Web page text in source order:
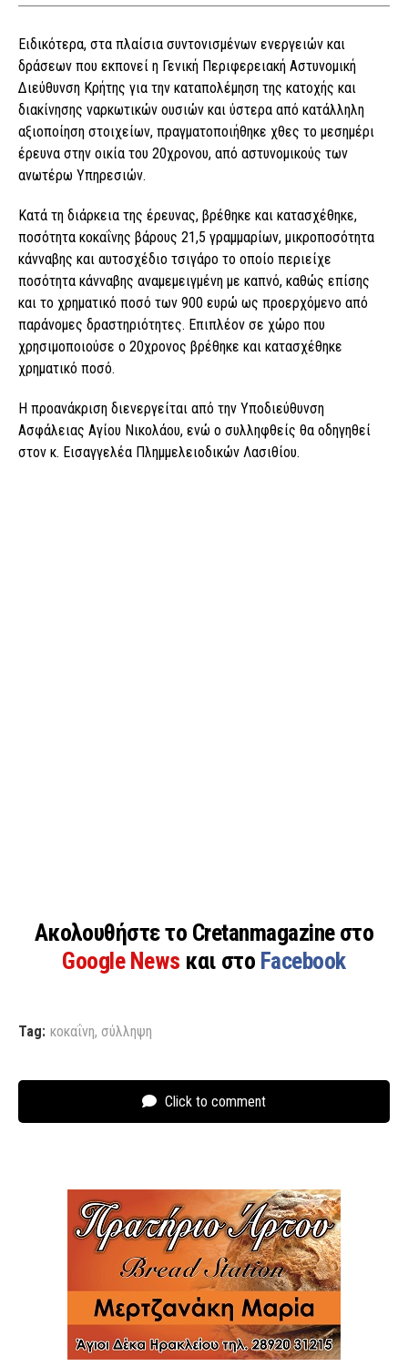
Ειδικότερα, στα πλαίσια συντονισμένων ενεργειών και
δράσεων που εκπονεί η Γενική Περιφερειακή Αστυνομική
Διεύθυνση Κρήτης για την καταπολέμηση της κατοχής και
διακίνησης ναρκωτικών ουσιών και ύστερα από κατάλληλη
αξιοποίηση στοιχείων, πραγματοποιήθηκε χθες το μεσημέρι
έρευνα στην οικία του 20χρονου, από αστυνομικούς των
ανωτέρω Υπηρεσιών.
Κατά τη διάρκεια της έρευνας, βρέθηκε και κατασχέθηκε,
ποσότητα κοκαΐνης βάρους 21,5 γραμμαρίων, μικροποσότητα
κάνναβης και αυτοσχέδιο τσιγάρο το οποίο περιείχε
ποσότητα κάνναβης αναμεμειγμένη με καπνό, καθώς επίσης
και το χρηματικό ποσό των 900 ευρώ ως προερχόμενο από
παράνομες δραστηριότητες. Επιπλέον σε χώρο που
χρησιμοποιούσε ο 20χρονος βρέθηκε και κατασχέθηκε
χρηματικό ποσό.
Η προανάκριση διενεργείται από την Υποδιεύθυνση
Ασφάλειας Αγίου Νικολάου, ενώ ο συλληφθείς θα οδηγηθεί
στον κ. Εισαγγελέα Πλημμελειοδικών Λασιθίου.
Ακολουθήστε το Cretanmagazine στο
Google News και στο Facebook
Tag: κοκαΐνη, σύλληψη
Click to comment